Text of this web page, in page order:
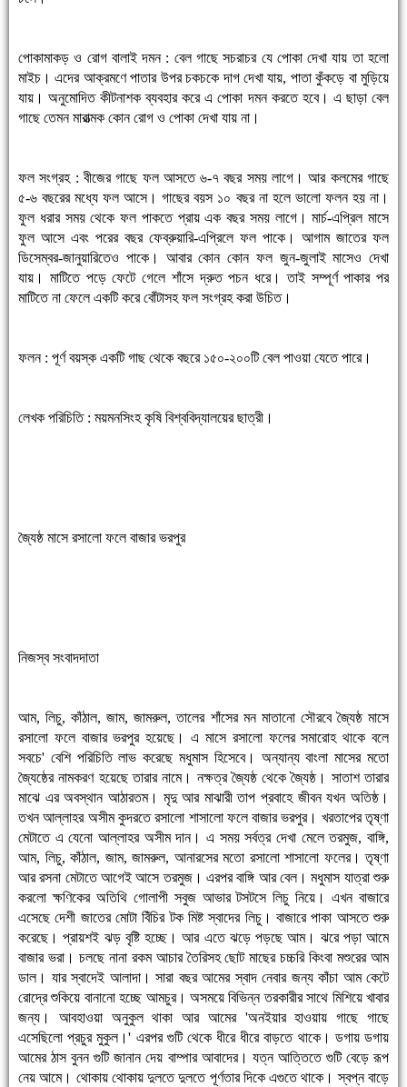
পোকামাকড় ও রোগ বালাই দমন : বেল গাছে সচরাচর যে পোকা দেখা যায় তা হলো
মাইচ। এদের আক্রমণে পাতার উপর চকচকে দাগ দেখা যায়, পাতা কুঁকড়ে বা মুড়িয়ে
যায়। অনুমোদিত কীটনাশক ব্যবহার করে এ পোকা দমন করতে হবে। এ ছাড়া বেল
গাছে তেমন মারাত্মক কোন রোগ ও পোকা দেখা যায় না।
ফল সংগ্রহ : বীজের গাছে ফল আসতে ৬-৭ বছর সময় লাগে। আর কলমের গাছে
৫-৬ বছরের মধ্যে ফল আসে। গাছের বয়স ১০ বছর না হলে ভালো ফলন হয় না।
ফুল ধরার সময় থেকে ফল পাকতে প্রায় এক বছর সময় লাগে। মার্চ-এপ্রিল মাসে
ফুল আসে এবং পরের বছর ফেব্রুয়ারি-এপ্রিলে ফল পাকে। আগাম জাতের ফল
ডিসেম্বর-জানুয়ারিতেও পাকে। আবার কোন কোন ফল জুন-জুলাই মাসেও দেখা
যায়। মাটিতে পড়ে ফেটে গেলে শাঁসে দ্রুত পচন ধরে। তাই সম্পূর্ণ পাকার পর
মাটিতে না ফেলে একটি করে বোঁটাসহ ফল সংগ্রহ করা উচিত।
ফলন : পূর্ণ বয়স্ক একটি গাছ থেকে বছরে ১৫০-২০০টি বেল পাওয়া যেতে পারে।
লেখক পরিচিতি : ময়মনসিংহ কৃষি বিশ্ববিদ্যালয়ের ছাত্রী।
জ্যৈষ্ঠ মাসে রসালো ফলে বাজার ভরপুর
নিজস্ব সংবাদদাতা
আম, লিচু, কাঁঠাল, জাম, জামরুল, তালের শাঁসের মন মাতানো সৌরবে জ্যৈষ্ঠ মাসে
রসালো ফলে বাজার ভরপুর হয়েছে। এ মাসে রসালো ফলের সমারোহ থাকে বলে
সবচে' বেশি পরিচিতি লাভ করেছে মধুমাস হিসেবে। অন্যান্য বাংলা মাসের মতো
জ্যৈষ্ঠের নামকরণ হয়েছে তারার নামে। নক্ষত্র জ্যৈষ্ঠ থেকে জ্যৈষ্ঠ। সাতাশ তারার
মাঝে এর অবস্থান আঠারতম। মৃদু আর মাঝারী তাপ প্রবাহে জীবন যখন অতিষ্ঠ।
তখন আল্লাহর অসীম কুদরতে রসালো শাসালো ফলে বাজার ভরপুর। খরতাপের তৃষ্ণা
মেটাতে এ যেনো আল্লাহর অসীম দান। এ সময় সর্বত্র দেখা মেলে তরমুজ, বাঙ্গি,
আম, লিচু, কাঁঠাল, জাম, জামরুল, আনারসের মতো রসালো শাসালো ফলের। তৃষ্ণা
আর রসনা মেটাতে আগেই আসে তরমুজ। এরপর বাঙ্গি আর বেল। মধুমাস যাত্রা শুরু
করলো ক্ষণিকের অতিথি গোলাপী সবুজ আভার টসটসে লিচু নিয়ে। এখন বাজারে
এসেছে দেশী জাতের মোটা বিঁচির টক মিষ্ট স্বাদের লিচু। বাজারে পাকা আসতে শুরু
করেছে। প্রায়শই ঝড় বৃষ্টি হচ্ছে। আর এতে ঝড়ে পড়ছে আম। ঝরে পড়া আমে
বাজার ভরা। চলছে নানা রকম আচার তৈরিসহ ছোট মাছের চচ্চরি কিংবা মশুরের আম
ডাল। যার স্বাদেই আলাদা। সারা বছর আমের স্বাদ নেবার জন্য কাঁচা আম কেটে
রোদ্রে শুকিয়ে বানানো হচ্ছে আমচুর। অসময়ে বিভিন্ন তরকারীর সাথে মিশিয়ে খাবার
জন্য। আবহাওয়া অনুকুল থাকা আর আমের 'অনইয়ার হাওয়ায় গাছে গাছে
এসেছিলো প্রচুর মুকুল।' এরপর গুটি থেকে ধীরে ধীরে বাড়তে থাকে। ডগায় ডগায়
আমের ঠাস বুনন গুটি জানান দেয় বাম্পার আবাদের। যত্ন আত্তিতে গুটি বেড়ে রূপ
নেয় আমে। থোকায় থোকায় দুলতে দুলতে পূর্ণতার দিকে এগুতে থাকে। স্বপ্ন বাড়ে